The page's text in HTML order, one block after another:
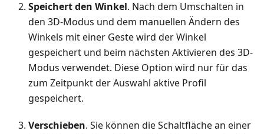
Speichert den Winkel. Nach dem Umschalten in
den 3D-Modus und dem manuellen Ändern des
Winkels mit einer Geste wird der Winkel
gespeichert und beim nächsten Aktivieren des 3D-
Modus verwendet. Diese Option wird nur für das
zum Zeitpunkt der Auswahl aktive Profil
gespeichert.
Verschieben. Sie können die Schaltfläche an einer